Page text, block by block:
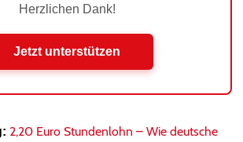
Herzlichen Dank!
Jetzt unterstützen
2,20 Euro Stundenlohn – Wie deutsche